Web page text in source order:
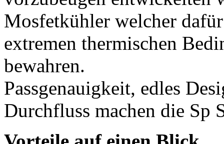
Mosfetkühler welcher
extremen thermischen
bewahren.
Passgenauigkeit, edles
Durchfluss machen die Sp